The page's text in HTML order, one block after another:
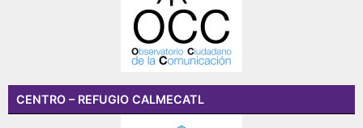
CENTRO – REFUGIO CALMECATL